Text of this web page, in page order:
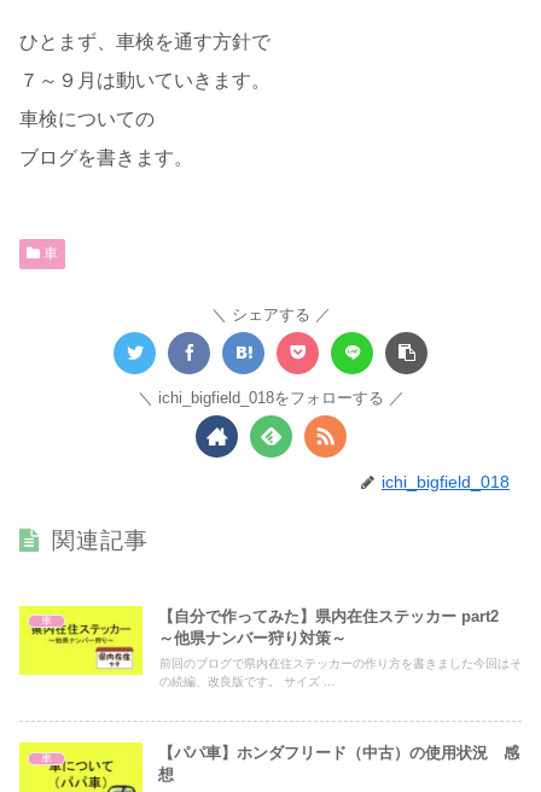
ひとまず、車検を通す方針で
７～９月は動いていきます。
車検についての
ブログを書きます。
車
シェアする
ichi_bigfield_018をフォローする
ichi_bigfield_018
関連記事
車
【自分で作ってみた】県内在住ステッカー part2
～他県ナンバー狩り対策～
前回のブログで県内在住ステッカーの作り方を書きました今回はそ
の続編、改良版です。 サイズ ...
車
【パパ車】ホンダフリード（中古）の使用状況 感
想